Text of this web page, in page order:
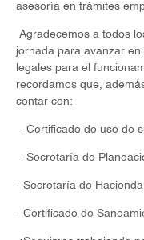
asesoría en trámites
Agradecemos a todos
jornada para avanzar
legales para el
recordamos que,
contar con:
- Certificado de uso de
- Secretaría de
- Secretaría de
- Certificado de